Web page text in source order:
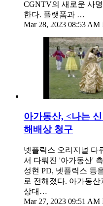
CGNTV의 새로운 사
한다. 플랫폼과 …
Mar 28, 2023 08:53 AM
아가동산, <나는
해배상 청구
넷플릭스 오리지널 다
서 다뤄진 '아가동산'
성현 PD, 넷플릭스 등
로 전해졌다. 아가동
상대…
Mar 27, 2023 09:51 AM